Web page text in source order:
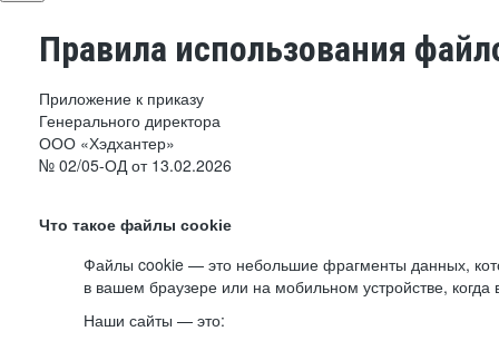
Правила использования
Приложение к приказу
Генерального директора
ООО «Хэдхантер»
№ 02/05-ОД от 13.02.2026
Что такое файлы cookie
Файлы cookie — это небольшие фрагменты данных,
в вашем браузере или на мобильном устройстве,
Наши сайты — это: